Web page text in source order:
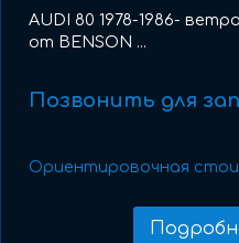
AUDI 80 1978-1986-
от BENSON ...
Позвонить для
Ориентировочная